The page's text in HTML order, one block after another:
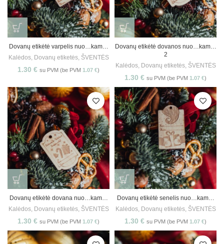
Dovanų etikėtė varpelis nuo…kam…
Kalėdos, Dovanų etiketės, ŠVENTĖS
1.30 € su PVM (be PVM 1.07 €)
Dovanų etikėtė dovanos nuo…kam…
2
Kalėdos, Dovanų etiketės, ŠVENTĖS
1.30 € su PVM (be PVM 1.07 €)
Dovanų etikėtė dovana nuo…kam…
Kalėdos, Dovanų etiketės, ŠVENTĖS
1.30 € su PVM (be PVM 1.07 €)
Dovanų etikėtė senelis nuo…kam…
Kalėdos, Dovanų etiketės, ŠVENTĖS
1.30 € su PVM (be PVM 1.07 €)